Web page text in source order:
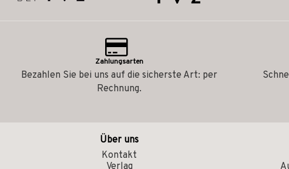
Zahlungsarten
Bezahlen Sie bei uns auf die sicherste Art: per
Rechnung.
Über uns
Kontakt
Verlag